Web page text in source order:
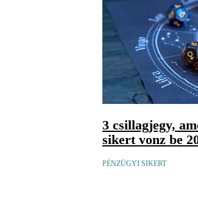
3 csillagjegy,
sikert vonz be
PÉNZÜGYI SIKERT